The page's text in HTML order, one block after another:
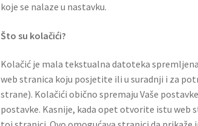
koje se nalaze u nastavku.
Što su kolačići?
Kolačić je mala tekstualna datoteka
web stranica koju posjetite ili u suradnji i za
strane). Kolačići obično spremaju Vaše
postavke. Kasnije, kada opet otvorite istu